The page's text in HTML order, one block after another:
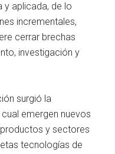
y aplicada, de lo
incrementales,
cerrar brechas
investigación y
surgió la
emergen nuevos
y sectores
tecnologías de